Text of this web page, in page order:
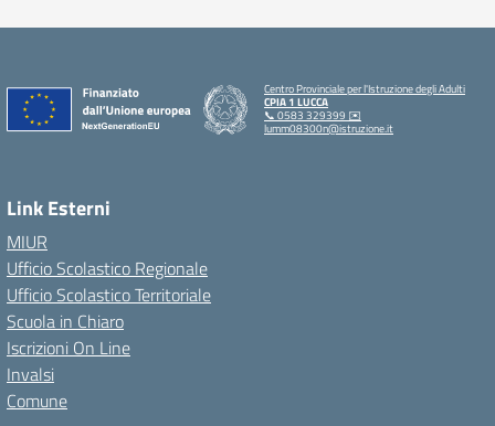
Centro Provinciale per l'Istruzione degli Adulti
CPIA 1 LUCCA
📞 0583 329399 ✉️
lumm08300n@istruzione.it
Link Esterni
MIUR
Ufficio Scolastico Regionale
Ufficio Scolastico Territoriale
Scuola in Chiaro
Iscrizioni On Line
Invalsi
Comune